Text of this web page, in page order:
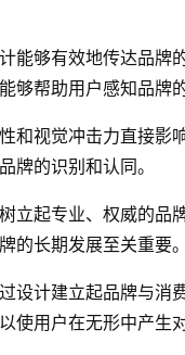
能够有效地传达品牌
帮助用户感知品牌
和视觉冲击力直接影
牌的识别和认同。
起专业、权威的品
的长期发展至关重要。
设计建立起品牌与消
用户在无形中产生